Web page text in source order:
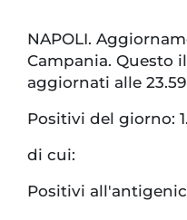
NAPOLI.
Campania. Questo
aggiornati alle
Positivi del giorno:
di cui:
Positivi